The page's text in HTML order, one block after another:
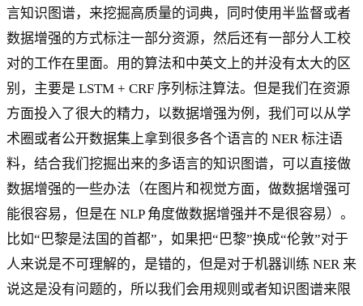
言知识图谱，来挖掘高质量的词典，同时使用半监督或者
数据增强的方式标注一部分资源，然后还有一部分人工校
对的工作在里面。用的算法和中英文上的并没有太大的区
别，主要是 LSTM + CRF 序列标注算法。但是我们在资源
方面投入了很大的精力，以数据增强为例，我们可以从学
术圈或者公开数据集上拿到很多各个语言的 NER 标注语
料，结合我们挖掘出来的多语言的知识图谱，可以直接做
数据增强的一些办法（在图片和视觉方面，做数据增强可
能很容易，但是在 NLP 角度做数据增强并不是很容易）。
比如“巴黎是法国的首都”，如果把“巴黎”换成“伦敦”对于
人来说是不可理解的，是错的，但是对于机器训练 NER 来
说这是没有问题的，所以我们会用规则或者知识图谱来限